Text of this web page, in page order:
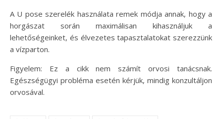
A U pose szerelék használata remek módja annak, hogy a
horgászat során maximálisan kihasználjuk a
lehetőségeinket, és élvezetes tapasztalatokat szerezzünk
a vízparton.
Figyelem: Ez a cikk nem számít orvosi tanácsnak.
Egészségügyi probléma esetén kérjük, mindig konzultáljon
orvosával.